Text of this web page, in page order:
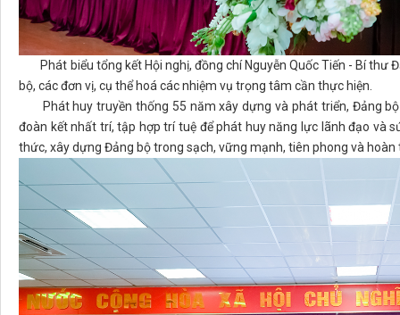
Phát biểu tổng kết Hội nghị, đồng chí Nguyễn Quốc Tiến - Bí thư
bộ, các đơn vị, cụ thể hoá các nhiệm vụ trọng tâm cần thực hiện.
Phát huy truyền thống 55 năm xây dựng và phát triển, Đảng
đoàn kết nhất trí, tập hợp trí tuệ để phát huy năng lực lãnh đạo và
thức, xây dựng Đảng bộ trong sạch, vững mạnh, tiên phong và